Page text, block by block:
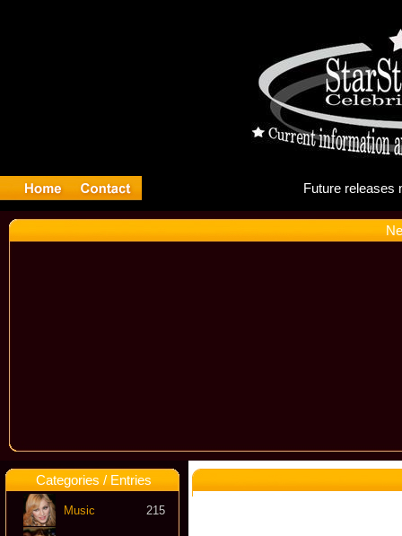
Categories / Entries
Music 215